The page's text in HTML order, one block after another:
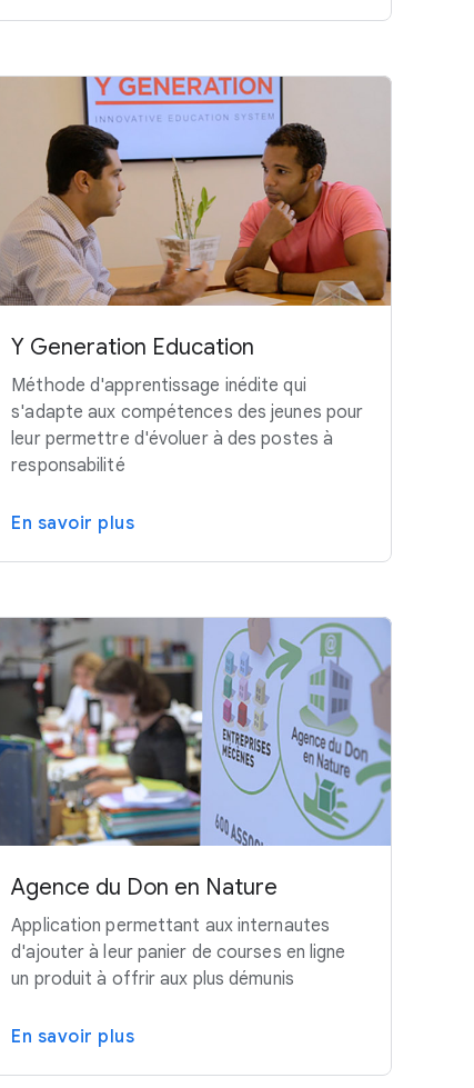
Y Generation Education
Méthode d'apprentissage inédite qui
s'adapte aux compétences des jeunes pour
leur permettre d'évoluer à des postes à
responsabilité
En savoir plus
Agence du Don en Nature
Application permettant aux internautes
d'ajouter à leur panier de courses en ligne
un produit à offrir aux plus démunis
En savoir plus